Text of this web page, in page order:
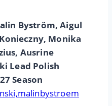
Byström, Aigul
Monika
Ausrine
Lead Polish
Season